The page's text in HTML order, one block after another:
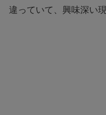
違っていて、興味深い